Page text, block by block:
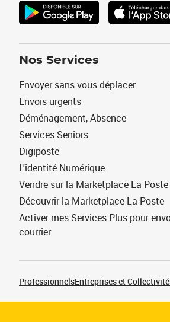
Nos Services
Envoyer sans vous déplacer
Envois urgents
Déménagement, Absence
Services Seniors
Digiposte
L'identité Numérique
Vendre sur la Marketplace La Poste
Découvrir la Marketplace La Poste
Activer mes Services Plus pour
courrier
ProfessionnelsEntreprises et